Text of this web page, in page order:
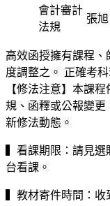
會計審計
法規
張旭
高效函授擁有課程
度調整之。 正確考
【修法注意】本課
規、函釋或公報變更
新修法動態。
▍看課期限：請見
台看課。
▍教材寄件時間：